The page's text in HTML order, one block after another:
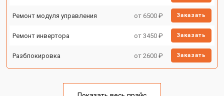
Ремонт модуля управления от 6500 ₽ Заказать
Ремонт инвертора от 3450 ₽ Заказать
Разблокировка от 2600 ₽ Заказать